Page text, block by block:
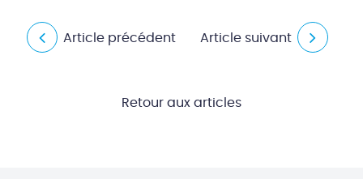
Article précédent Article suivant
Retour aux articles